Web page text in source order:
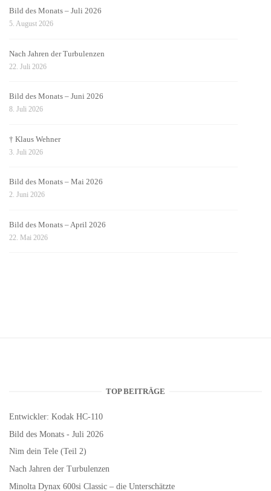
Bild des Monats – Juli 2026
5. August 2026
Nach Jahren der Turbulenzen
22. Juli 2026
Bild des Monats – Juni 2026
8. Juli 2026
† Klaus Wehner
3. Juli 2026
Bild des Monats – Mai 2026
2. Juni 2026
Bild des Monats – April 2026
22. Mai 2026
TOP BEITRÄGE
Entwickler: Kodak HC-110
Bild des Monats - Juli 2026
Nim dein Tele (Teil 2)
Nach Jahren der Turbulenzen
Minolta Dynax 600si Classic – die Unterschätzte